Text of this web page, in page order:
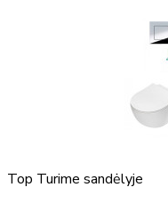
Top Turime sandėlyje